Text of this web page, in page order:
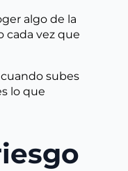
algo de la
cada vez que
subes
lo que